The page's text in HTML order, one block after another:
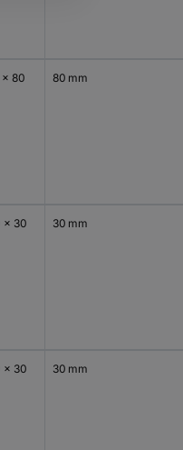
x 80
80 mm
x 30
30 mm
x 30
30 mm